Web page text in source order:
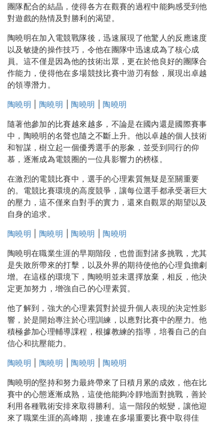
團隊配合的結晶，使得各方在觀賽的過程中能夠感受到他
對遊戲的熱情及對勝利的渴望。
陶曉明在加入電競戰隊後，迅速展現了他驚人的反應速度
以及敏捷的操作技巧，令他在團隊中迅速成為了核心成
員。這不僅是因為他的技術出眾，更在於他良好的團隊合
作能力，使得他在多場競技比賽中游刃有餘，展現出卓越
的領導潛力。
陶曉明
陶曉明 陶曉明
陶曉明
隨著他參加的比賽越來越多，不論是在國內還是國際賽事
中，陶曉明的名聲也隨之不斷上升。他以卓越的個人技術
和智謀，樹立起一個優秀選手的形象，並受到同行的仰
慕，逐漸成為電競圈的一位具影響力的榜樣。
在激烈的電競比賽中，選手的心理素質無疑是至關重要
的。電競比賽環境的高度競爭，讓每位選手都承受著巨大
的壓力，這不僅來自對手的實力，還來自觀眾的期望以及
自身的追求。
陶曉明
陶曉明 陶曉明
陶曉明
陶曉明在職業生涯的早期階段，也曾面對諸多挑戰，尤其
是失敗所帶來的打擊，以及外界的期待使他的心理負擔劇
增。在這樣的環境下，陶曉明並未選擇放棄，相反，他決
定更加努力，增強自己的心理素質。
他了解到，強大的心理素質對於提升個人表現的決定性影
響，於是開始專注於心理訓練，以應對比賽中的壓力。他
積極參加心理輔導課程，根據教練的指導，培養自己的自
信心和抗壓能力。
陶曉明
陶曉明 陶曉明
陶曉明
陶曉明的堅持和努力最終帶來了日積月累的成效，他在比
賽中的心態逐漸成熟，這使他能夠冷靜地面對挑戰，善於
利用各種戰術安排來取得勝利。這一階段的蜕變，讓他迎
來了職業生涯的高峰期，接連在多場重要比賽中取得佳